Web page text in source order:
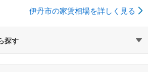
伊丹市の家賃相場を詳しく見る
探す